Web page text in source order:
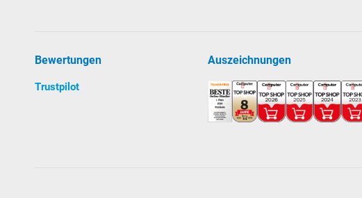
Bewertungen
Trustpilot
Auszeichnungen